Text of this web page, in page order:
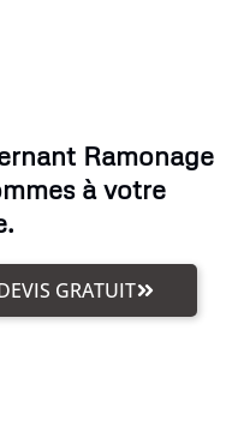
Ramonage
à votre
GRATUIT